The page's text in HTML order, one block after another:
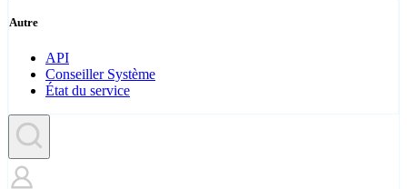
Autre
API
Conseiller Système
État du service